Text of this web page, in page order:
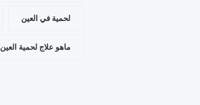
لحمية في العين
ماهو علاج لحمية العين